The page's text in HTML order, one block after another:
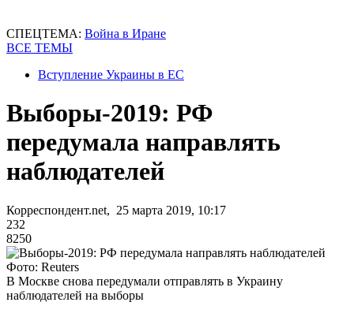
СПЕЦТЕМА: Война в Иране
ВСЕ ТЕМЫ
Вступление Украины в ЕС
Выборы-2019: РФ
передумала направлять
наблюдателей
Корреспондент.net, 25 марта 2019, 10:17
232
8250
Фото: Reuters
В Москве снова передумали отправлять в Украину
наблюдателей на выборы